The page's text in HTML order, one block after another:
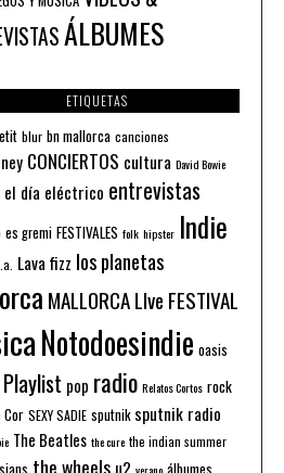
ÁLBUMES
ETIQUETAS
blur bn mallorca canciones
CONCIERTOS cultura David Bowie
el día eléctrico entrevistas
es gremi FESTIVALES folk hipster Indie
Lava fizz los planetas
MALLORCA LIve FESTIVAL
Notodoesindie oasis
Playlist pop radio Relatos Cortos rock
Cor SEXY SADIE sputnik sputnik radio
The Beatles the cure the indian summer
the wheels u2 verano álbumes